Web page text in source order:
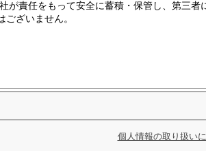
が責任をもって安全に蓄積・保管し、第三者
ございません。
個人情報の取り扱い